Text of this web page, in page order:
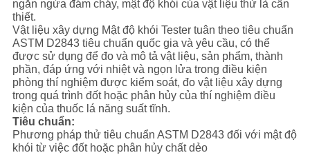
CHÍNH
SÁCH
BẢO
MẬT
ngăn ngừa đám cháy, mật độ khói của vật liệu thử là cần
thiết.
Vật liệu xây dựng Mật độ khói Tester tuân theo tiêu chuẩn
ASTM D2843 tiêu chuẩn quốc gia và yêu cầu, có thể
được sử dụng để đo và mô tả vật liệu, sản phẩm, thành
phần, đáp ứng với nhiệt và ngọn lửa trong điều kiện
phòng thí nghiệm được kiểm soát, đo vật liệu xây dựng
trong quá trình đốt hoặc phân hủy của thí nghiệm điều
kiện của thuốc lá năng suất tĩnh.
Tiêu chuẩn:
Phương pháp thử tiêu chuẩn ASTM D2843 đối với mật độ
khói từ việc đốt hoặc phân hủy chất dẻo